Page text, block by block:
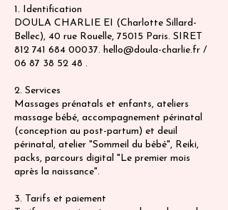
1. Identification
DOULA CHARLIE EI (Charlotte Sillard-
Bellec), 40 rue Rouelle, 75015 Paris. SIRET
812 741 684 00037. hello@doula-charlie.fr /
06 87 38 52 48 .
2. Services
Massages prénatals et enfants, ateliers
massage bébé, accompagnement périnatal
(conception au post-partum) et deuil
périnatal, atelier "Sommeil du bébé", Reiki,
packs, parcours digital "Le premier mois
après la naissance".
3. Tarifs et paiement